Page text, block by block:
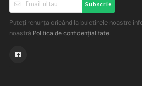
Subscrie
Puteți renunța oricând la buletinele noastre
noastră Politica de confidențialitate.